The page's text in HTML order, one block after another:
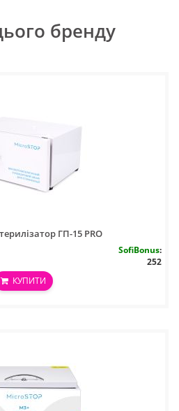
бренду
ГП-15 PRO
SofiBonus:
252
КУПИТИ